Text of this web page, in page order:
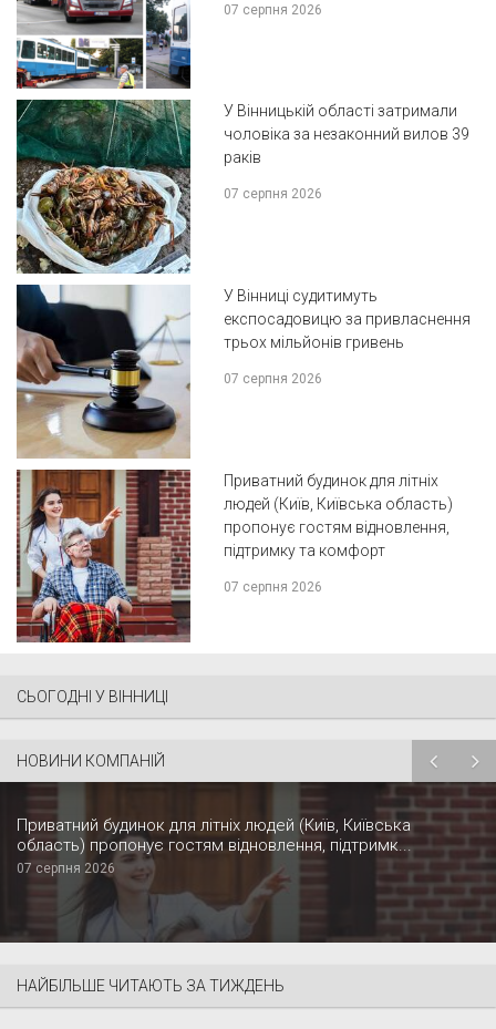
07 серпня 2026
У Вінницькій області затримали
чоловіка за незаконний вилов 39
раків
07 серпня 2026
У Вінниці судитимуть
експосадовицю за привласнення
трьох мільйонів гривень
07 серпня 2026
Приватний будинок для літніх
людей (Київ, Київська область)
пропонує гостям відновлення,
підтримку та комфорт
07 серпня 2026
СЬОГОДНІ У ВІННИЦІ
НОВИНИ КОМПАНІЙ
Приватний будинок для літніх людей (Київ, Київська
область) пропонує гостям відновлення, підтримк...
07 серпня 2026
НАЙБІЛЬШЕ ЧИТАЮТЬ ЗА ТИЖДЕНЬ